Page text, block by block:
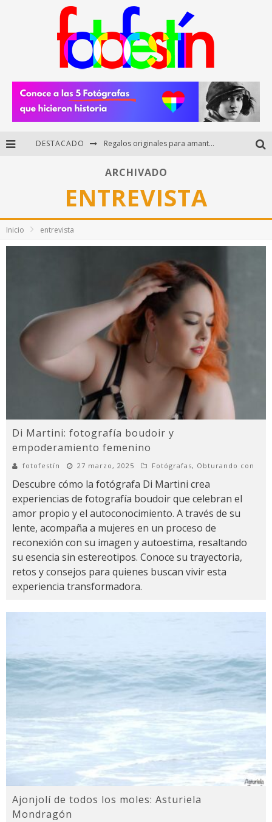
DESTACADO Regalos originales para amantes de la fotografía: ideas creativas y útiles
Arturo Bermúdez: el fotógrafo mexicano que brilló en los Premios HUAWEI XMAGE 2025
ARCHIVADO
ENTREVISTA
Inicio entrevista
Di Martini: fotografía boudoir y
empoderamiento femenino
fotofestín 27 marzo, 2025 Fotógrafas, Obturando con
Descubre cómo la fotógrafa Di Martini crea
experiencias de fotografía boudoir que celebran el
amor propio y el autoconocimiento. A través de su
lente, acompaña a mujeres en un proceso de
reconexión con su imagen y autoestima, resaltando
su esencia sin estereotipos. Conoce su trayectoria,
retos y consejos para quienes buscan vivir esta
experiencia transformadora.
Ajonjolí de todos los moles: Asturiela
Mondragón